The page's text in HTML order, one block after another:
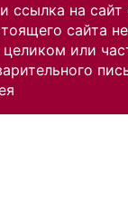
ссылка на сайт
сайта
целиком или